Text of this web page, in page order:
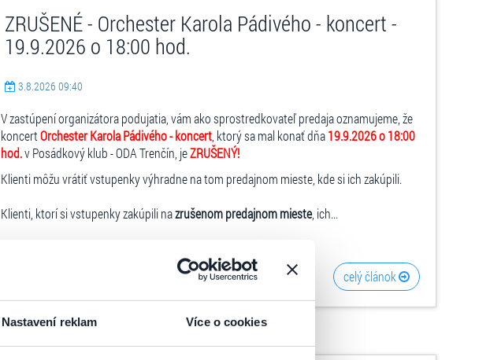
Nastavení reklam Více o cookies
ZRUŠENÉ - Orchester Karola Pádivého - koncert -
19.9.2026 o 18:00 hod.
3.8.2026 09:40
V zastúpení organizátora podujatia, vám ako sprostredkovateľ predaja oznamujeme, že
koncertOrchester Karola Pádivého - koncert , ktorý sa mal konať dňa19.9.2026 o 18:00
hod.v Posádkový klub - ODA Trenčín, jeZRUŠENÝ!
Klienti môžu vrátiť vstupenky výhradne na tom predajnom mieste, kde si ich zakúpili.
Klienti, ktorí si vstupenky zakúpili nazrušenom predajnom mieste, ich...
celý článok